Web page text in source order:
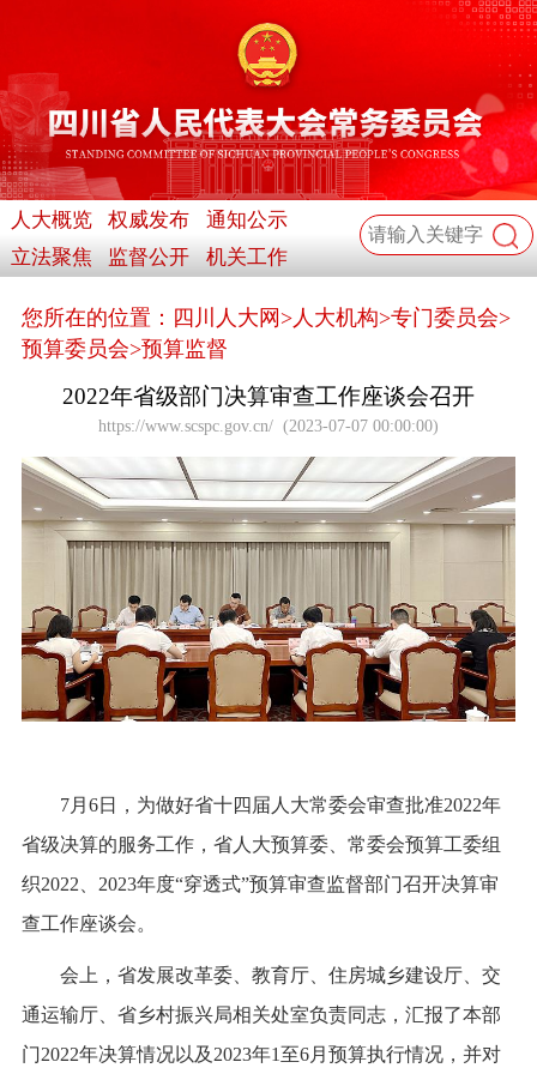
人大概览 权威发布
通知公示
立法聚焦
监督公开 机关工作
您所在的位置： 四川人大网 >人大机构>专门委员会>
预算委员会>预算监督
2022年省级部门决算审查工作座谈会召开
https://www.scspc.gov.cn/ (2023-07-07 00:00:00)
7月6日，为做好省十四届人大常委会审查批准2022年
省级决算的服务工作，省人大预算委、常委会预算工委组
织2022、2023年度“穿透式”预算审查监督部门召开决算审
查工作座谈会。
会上，省发展改革委、教育厅、住房城乡建设厅、交
通运输厅、省乡村振兴局相关处室负责同志，汇报了本部
门2022年决算情况以及2023年1至6月预算执行情况，并对